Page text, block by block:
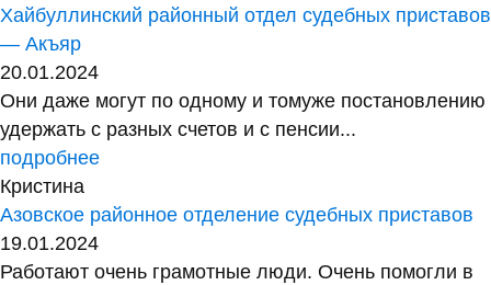
Хайбуллинский районный отдел судебных приставов
— Акъяр
20.01.2024
Они даже могут по одному и томуже постановлению
удержать с разных счетов и с пенсии...
подробнее
Кристина
Азовское районное отделение судебных приставов
19.01.2024
Работают очень грамотные люди. Очень помогли в